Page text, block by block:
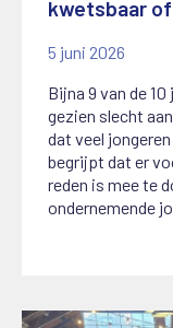
kwetsbaar of
5 juni 2026
Bijna 9 van de
gezien slecht
dat veel
begrijpt dat er
reden is mee te
ondernemende